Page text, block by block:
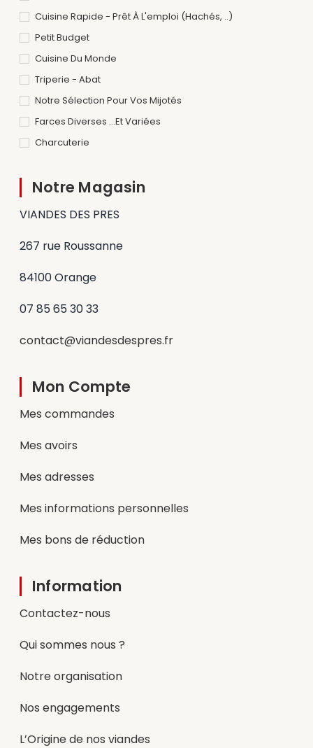
Cuisine Rapide - Prêt À L'emploi (hachés, ..)
Petit Budget
Cuisine Du Monde
Triperie - Abat
Notre Sélection Pour Vos Mijotés
Farces Diverses ...et Variées
Charcuterie
Notre Magasin
VIANDES DES PRES
267 rue Roussanne
84100 Orange
07 85 65 30 33
contact@viandesdespres.fr
Mon Compte
Mes commandes
Mes avoirs
Mes adresses
Mes informations personnelles
Mes bons de réduction
Information
Contactez-nous
Qui sommes nous ?
Notre organisation
Nos engagements
L’Origine de nos viandes